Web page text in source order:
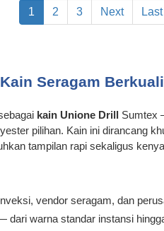
1 2 3 Next
Seragam
kain Unione Drill
Sumtex
pilihan. Kain ini dirancang
tampilan rapi sekaligus
vendor seragam, dan
dari warna standar instansi